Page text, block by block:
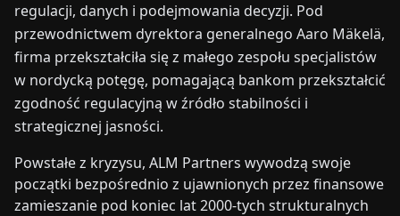
regulacji, danych i podejmowania decyzji. Pod
przewodnictwem dyrektora generalnego Aaro Mäkelä,
firma przekształciła się z małego zespołu specjalistów
w nordycką potęgę, pomagającą bankom przekształcić
zgodność regulacyjną w źródło stabilności i
strategicznej jasności.
Powstałe z kryzysu, ALM Partners wywodzą swoje
początki bezpośrednio z ujawnionych przez finansowe
zamieszanie pod koniec lat 2000-tych strukturalnych